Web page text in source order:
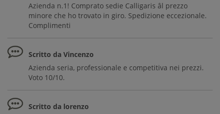
Azienda n.1! Comprato sedie Calligaris âl prezzo
minore che ho trovato in giro. Spedizione eccezionale.
Complimenti
Scritto da Vincenzo
Azienda seria, professionale e competitiva nei prezzi.
Voto 10/10.
Scritto da lorenzo